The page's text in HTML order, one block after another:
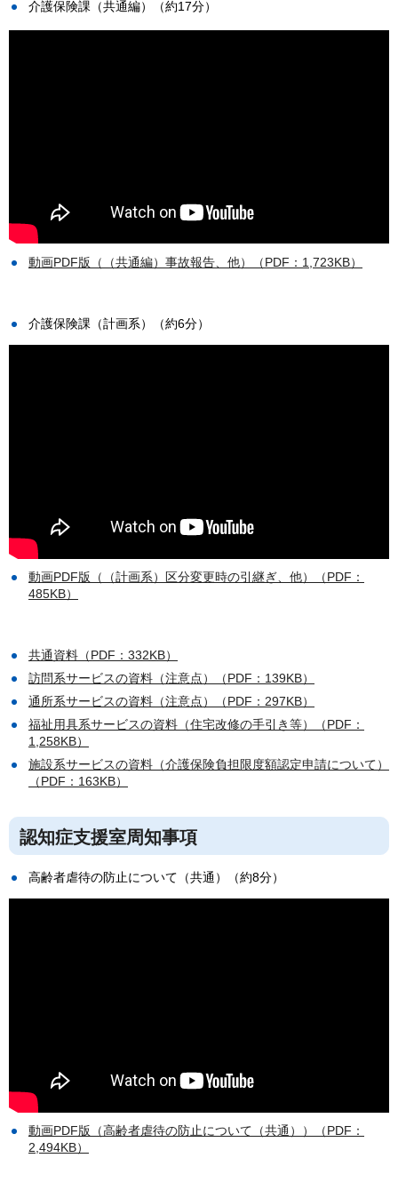
介護保険課（共通編）（約17分）
動画PDF版（（共通編）事故報告、他）（PDF：1,723KB）
介護保険課（計画系）（約6分）
動画PDF版（（計画系）区分変更時の引継ぎ、他）（PDF：
485KB）
共通資料（PDF：332KB）
訪問系サービスの資料（注意点）（PDF：139KB）
通所系サービスの資料（注意点）（PDF：297KB）
福祉用具系サービスの資料（住宅改修の手引き等）（PDF：
1,258KB）
施設系サービスの資料（介護保険負担限度額認定申請について）
（PDF：163KB）
認知症支援室周知事項
高齢者虐待の防止について（共通）（約8分）
動画PDF版（高齢者虐待の防止について（共通））（PDF：
2,494KB）